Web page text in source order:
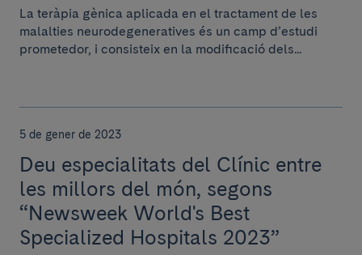
La teràpia gènica aplicada en el tractament de les
malalties neurodegeneratives és un camp d’estudi
prometedor, i consisteix en la modificació dels...
5 de gener de 2023
Deu especialitats del Clínic entre
les millors del món, segons
“Newsweek World's Best
Specialized Hospitals 2023”